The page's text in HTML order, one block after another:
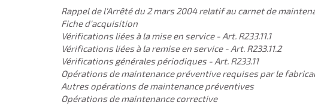
Rappel de l'Arrêté du 2 mars 2004 relatif au carnet de
Fiche d'acquisition
Vérifications liées à la mise en service - Art. R233.11.1
Vérifications liées à la remise en service - Art. R233.11.2
Vérifications générales périodiques - Art. R233.11
Opérations de maintenance préventive requises par le
Autres opérations de maintenance préventives
Opérations de maintenance corrective